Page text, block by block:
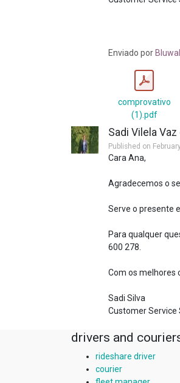
Enviado por
comprovativo
(1).pdf
Sadi Vilela Vaz
Published on
Cara Ana,
Agradecemos o
Serve o presente
Para qualquer
600 278.
Com os melhores
Sadi Silva
Customer Service
drivers and
rideshare driver
courier